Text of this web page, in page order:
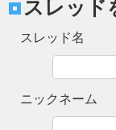
スレッド
スレッド名
ニックネーム